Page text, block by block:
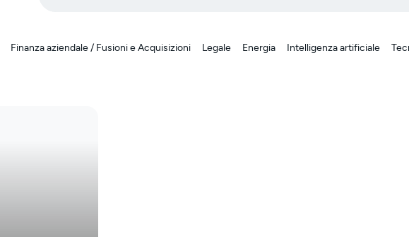
Finanza aziendale / Fusioni e Acquisizioni Legale Energia Intelligenza artificiale